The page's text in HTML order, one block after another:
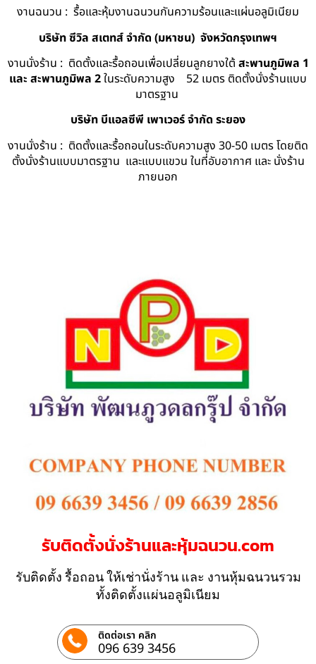
งานฉนวน : รื้อและหุ้มงานฉนวนกันความร้อนและแผ่นอลูมิเนียม
บริษัท ซีวิล สเตทส์ จำกัด (มหาชน) จังหวัดกรุงเทพฯ
งานนั่งร้าน : ติดตั้งและรื้อถอนเพื่อเปลี่ยนลูกยางใต้ สะพานภูมิพล 1
และ สะพานภูมิพล 2ในระดับความสูง 52 เมตร ติดตั้งนั่งร้านแบบ
มาตรฐาน
บริษัท บีแอลซีพี เพาเวอร์ จำกัด ระยอง
งานนั่งร้าน : ติดตั้งและรื้อถอนในระดับความสูง 30-50 เมตร โดยติด
ตั้งนั่งร้านแบบมาตรฐาน และแบบแขวน ในที่อับอากาศ และ นั่งร้าน
ภายนอก
รับติดตั้งนั่งร้านและหุ้มฉนวน.com
รับติดตั้ง รื้อถอน ให้เช่านั่งร้าน และ งานหุ้มฉนวนรวม
ทั้งติดตั้งแผ่นอลูมิเนียม
ติดต่อเรา คลิก
096 639 3456